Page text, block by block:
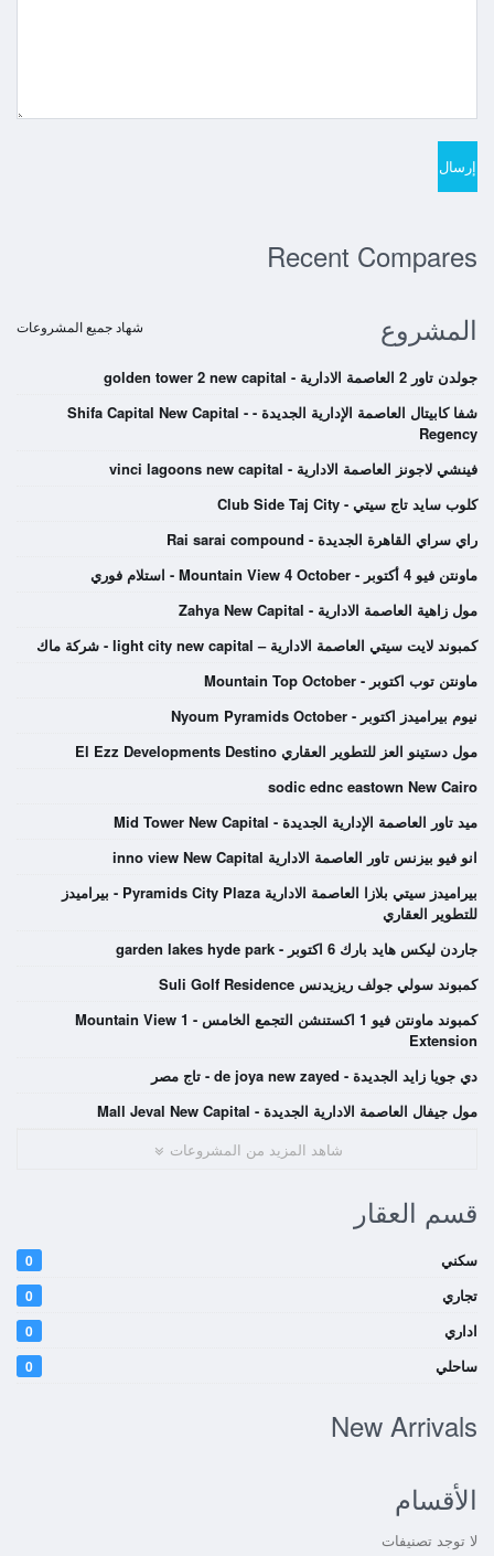
Recent Compares
المشروع
شهاد جميع المشروعات
جولدن تاور 2 العاصمة الادارية - golden tower 2 new capital
شفا كابيتال العاصمة الإدارية الجديدة - Shifa Capital New Capital -
Regency
فينشي لاجونز العاصمة الادارية - vinci lagoons new capital
كلوب سايد تاج سيتي - Club Side Taj City
راي سراي القاهرة الجديدة - Rai sarai compound
ماونتن فيو 4 أكتوبر - Mountain View 4 October - استلام فوري
مول زاهية العاصمة الادارية - Zahya New Capital
كمبوند لايت سيتي العاصمة الادارية – light city new capital - شركة ماك
ماونتن توب اكتوبر - Mountain Top October
نيوم بيراميدز اكتوبر - Nyoum Pyramids October
مول دستينو العز للتطوير العقاري El Ezz Developments Destino
sodic ednc eastown New Cairo
ميد تاور العاصمة الإدارية الجديدة - Mid Tower New Capital
انو فيو بيزنس تاور العاصمة الادارية inno view New Capital
بيراميدز سيتي بلازا العاصمة الادارية Pyramids City Plaza - بيراميدز
للتطوير العقاري
جاردن ليكس هايد بارك 6 اكتوبر - garden lakes hyde park
كمبوند سولي جولف ريزيدنس Suli Golf Residence
كمبوند ماونتن فيو 1 اكستنشن التجمع الخامس - Mountain View 1
Extension
دي جويا زايد الجديدة - de joya new zayed - تاج مصر
مول جيفال العاصمة الادارية الجديدة - Mall Jeval New Capital
شاهد المزيد من المشروعات
قسم العقار
سكني 0
تجاري 0
اداري 0
ساحلي 0
New Arrivals
الأقسام
لا توجد تصنيفات